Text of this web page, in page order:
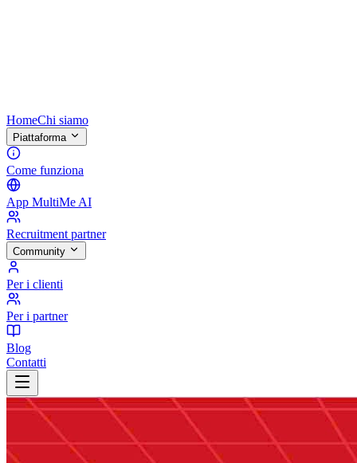
HomeChi siamo
Piattaforma
Come funziona
App MultiMe AI
Recruitment partner
Community
Per i clienti
Per i partner
Blog
Contatti